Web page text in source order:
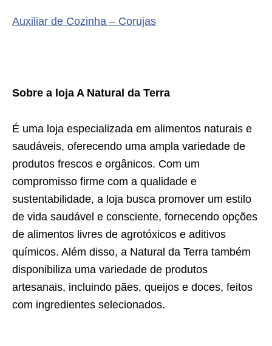
Auxiliar de Cozinha – Corujas
Sobre a loja A Natural da Terra
É uma loja especializada em alimentos naturais e
saudáveis, oferecendo uma ampla variedade de
produtos frescos e orgânicos. Com um
compromisso firme com a qualidade e
sustentabilidade, a loja busca promover um estilo
de vida saudável e consciente, fornecendo opções
de alimentos livres de agrotóxicos e aditivos
químicos. Além disso, a Natural da Terra também
disponibiliza uma variedade de produtos
artesanais, incluindo pães, queijos e doces, feitos
com ingredientes selecionados.